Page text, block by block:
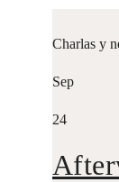
Charlas y
Sep
24